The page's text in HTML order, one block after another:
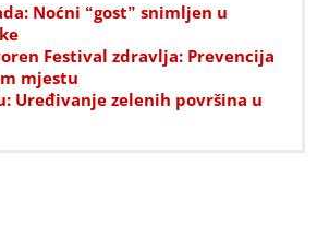
Noćni “gost” snimljen u
Festival zdravlja: Prevencija
mjestu
Uređivanje zelenih površina u